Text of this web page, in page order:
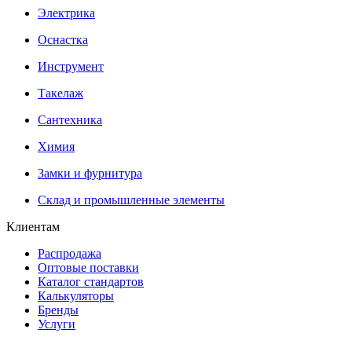
Электрика
Оснастка
Инструмент
Такелаж
Сантехника
Химия
Замки и фурнитура
Склад и промышленные элементы
Клиентам
Распродажа
Оптовые поставки
Каталог стандартов
Калькуляторы
Бренды
Услуги